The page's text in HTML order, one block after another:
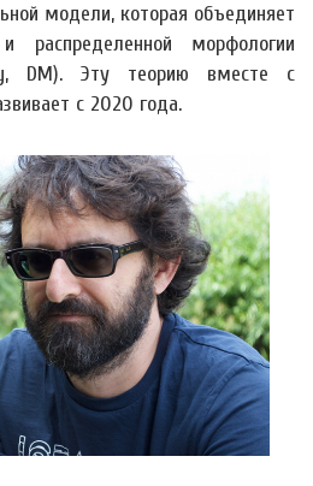
модели, которая объединяет
морфологии
DM). Эту теорию вместе с
с 2020 года.